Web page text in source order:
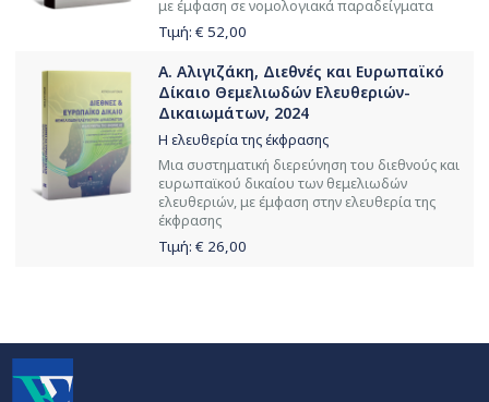
με έμφαση σε νομολογιακά παραδείγματα
Τιμή: € 52,00
Α. Αλιγιζάκη, Διεθνές και Ευρωπαϊκό
Δίκαιο Θεμελιωδών Ελευθεριών-
Δικαιωμάτων, 2024
Η ελευθερία της έκφρασης
Μια συστηματική διερεύνηση του διεθνούς και
ευρωπαϊκού δικαίου των θεμελιωδών
ελευθεριών, με έμφαση στην ελευθερία της
έκφρασης
Τιμή: € 26,00